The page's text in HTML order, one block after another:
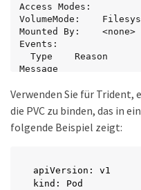
Access Modes:
VolumeMode:
Mounted By:    <none>
Events:
Message
-------
  Normal  WaitForFirstConsumer  6s
persistentvolume-
consumer to be
Verwenden Sie für Trident,
die PVC zu binden, das in
folgende Beispiel zeigt:
apiVersion: v1
kind: Pod